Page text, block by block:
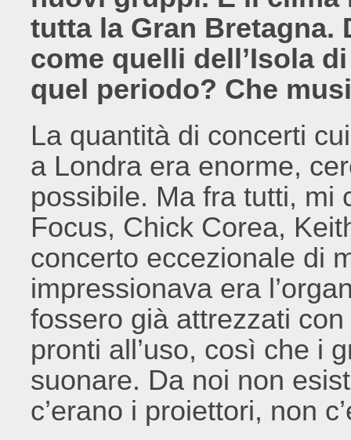
tutta la Gran
come quelli dell’Isola
quel periodo? Che
La quantità di concerti
a Londra era enorme,
possibile. Ma fra tutti, mi
Focus, Chick Corea,
concerto eccezionale di
impressionava era
fossero già attrezzati
pronti all’uso, così che i
suonare. Da noi non
c’erano i proiettori, non